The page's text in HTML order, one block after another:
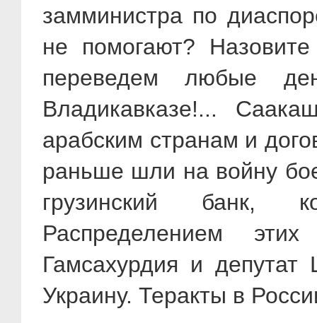
замминистра по
не помогают?
переведем любые
Владикавказе!...
арабским странам и
раньше шли на войну
грузинский банк,
Распределением
Гамсахурдия и
Украину. Теракты в